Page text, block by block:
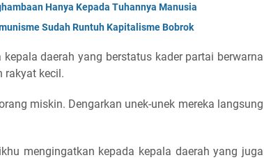
Hanya Kepada Tuhannya Manusia
Sudah Runtuh Kapitalisme Bobrok
daerah yang berstatus kader partai berwarna
rakyat kecil.
miskin. Dengarkan unek-unek mereka langsung
mengingatkan kepada kepala daerah yang juga